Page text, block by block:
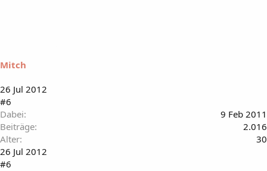
Mitch
26 Jul 2012
#6
Dabei
9 Feb 2011
Beiträge
2.016
Alter
30
26 Jul 2012
#6